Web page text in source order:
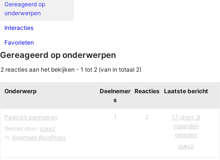
Gereageerd op
onderwerpen
Interacties
Favorieten
Gereageerd op onderwerpen
2 reacties aan het bekijken - 1 tot 2 (van in totaal 2)
Onderwerp
Deelnemer
s
Reacties Laatste bericht
Pagina’s aanmaken
Gestart door: duke2
in: Algemeen WordPress
1 2
17 jaren, 9
maanden
geleden
duke2